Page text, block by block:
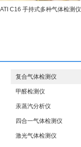
C16 手持式多种气体检测仪
复合气体检测仪
甲醛检测仪
汞蒸汽分析仪
四合一气体检测仪
激光气体检测仪